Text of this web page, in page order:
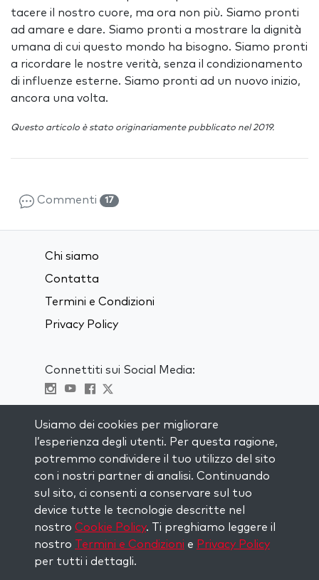
tacere il nostro cuore, ma ora non più. Siamo pronti
ad amare e dare. Siamo pronti a mostrare la dignità
umana di cui questo mondo ha bisogno. Siamo pronti
a ricordare le nostre verità, senza il condizionamento
di influenze esterne. Siamo pronti ad un nuovo inizio,
ancora una volta.
Questo articolo è stato originariamente pubblicato nel 2019.
Commenti 17
Chi siamo
Contatta
Termini e Condizioni
Privacy Policy
Connettiti sui Social Media:
RIMANI AGGIORNATO
Iscriviti alla nostra mailing list e ricevi
ispirazione ogni settimana nella tua
casella di posta.
Iscriviti
Usiamo dei cookies per migliorare
l’esperienza degli utenti. Per questa ragione,
potremmo condividere il tuo utilizzo del sito
con i nostri partner di analisi. Continuando
sul sito, ci consenti a conservare sul tuo
device tutte le tecnologie descritte nel
nostro Cookie Policy. Ti preghiamo leggere il
nostro Termini e Condizioni e Privacy Policy
per tutti i dettagli.